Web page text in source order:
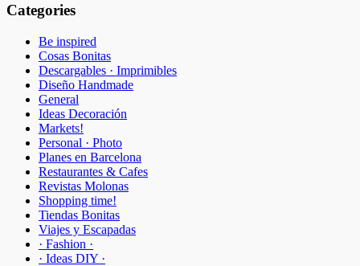
Categories
Be inspired
Cosas Bonitas
Descargables · Imprimibles
Diseño Handmade
General
Ideas Decoración
Markets!
Personal · Photo
Planes en Barcelona
Restaurantes & Cafes
Revistas Molonas
Shopping time!
Tiendas Bonitas
Viajes y Escapadas
· Fashion ·
· Ideas DIY ·